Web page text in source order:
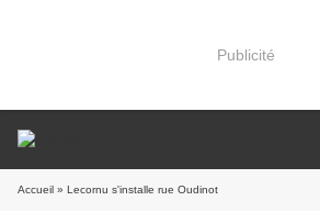
Publicité
Accueil » Lecornu s'installe rue Oudinot